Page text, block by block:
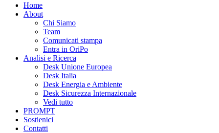
Home
About
Chi Siamo
Team
Comunicati stampa
Entra in OriPo
Analisi e Ricerca
Desk Unione Europea
Desk Italia
Desk Energia e Ambiente
Desk Sicurezza Internazionale
Vedi tutto
PROMPT
Sostienici
Contatti